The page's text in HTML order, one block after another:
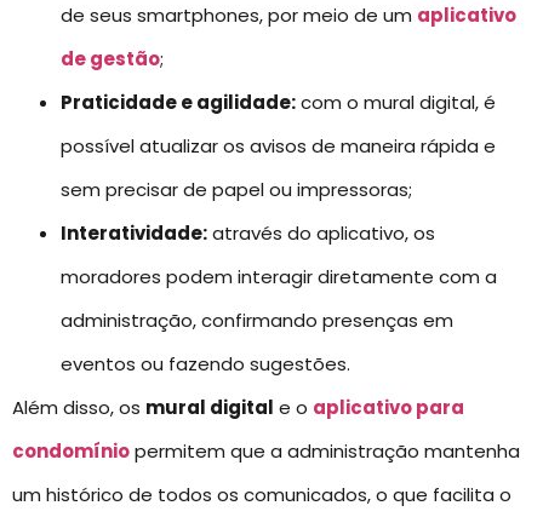
de seus smartphones, por meio de um aplicativo
de gestão;
Praticidade e agilidade:com o mural digital, é
possível atualizar os avisos de maneira rápida e
sem precisar de papel ou impressoras;
Interatividade:através do aplicativo, os
moradores podem interagir diretamente com a
administração, confirmando presenças em
eventos ou fazendo sugestões.
Além disso, os mural digital e o aplicativo para
condomíniopermitem que a administração mantenha
um histórico de todos os comunicados, o que facilita o